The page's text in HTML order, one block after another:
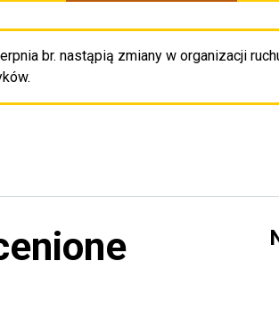
br. nastąpią zmiany w organizacji